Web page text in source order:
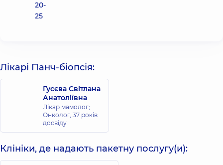
20-
25
Лікарі Панч-біопсія:
Гусєва Світлана
Анатоліївна
Лікар мамолог;
Онколог, 37 років
досвіду
Клініки, де надають пакетну послугу(и):